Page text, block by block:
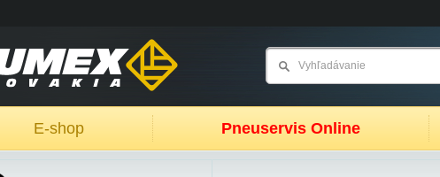
E-shop Pneuservis Online